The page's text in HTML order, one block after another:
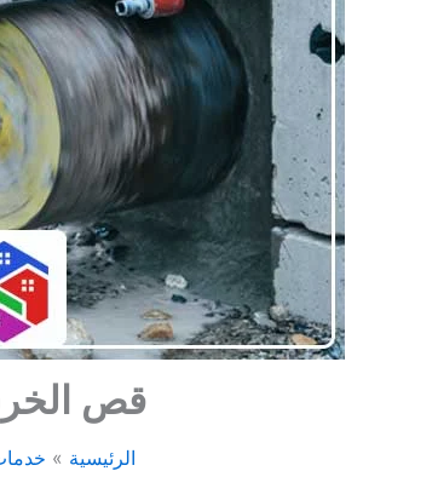
قص
الرئيسية